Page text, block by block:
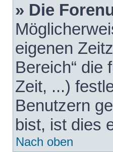
» Die
eigenen
Bereich“ die
Zeit, ...)
Benutzern
bist, ist dies
Nach oben